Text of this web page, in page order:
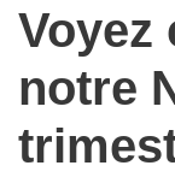
Voyez
notre